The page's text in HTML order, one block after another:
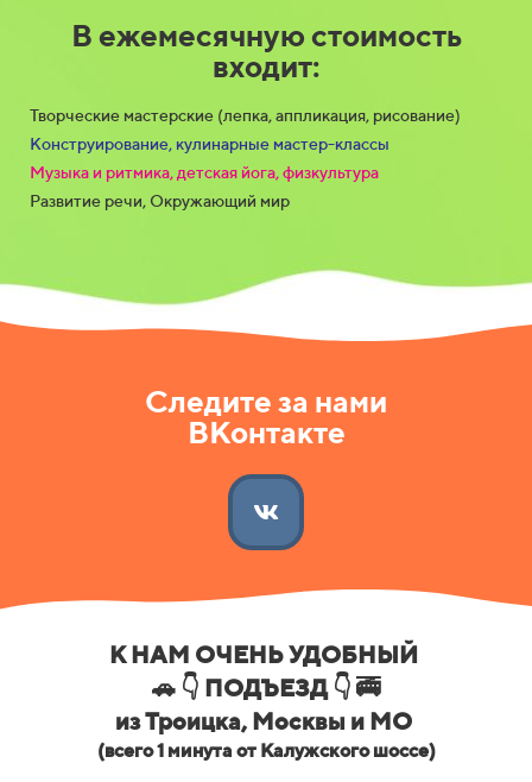
В ежемесячную стоимость
входит:
Творческие мастерские (лепка, аппликация, рисование)
Конструирование, кулинарные мастер-классы
Музыка и ритмика, детская йога, физкультура
Развитие речи, Окружающий мир
Следите за нами
ВКонтакте
К НАМ ОЧЕНЬ УДОБНЫЙ
🚗 👇 ПОДЪЕЗД 👇 🚎
из Троицка, Москвы и МО
(всего 1 минута от Калужского шоссе)